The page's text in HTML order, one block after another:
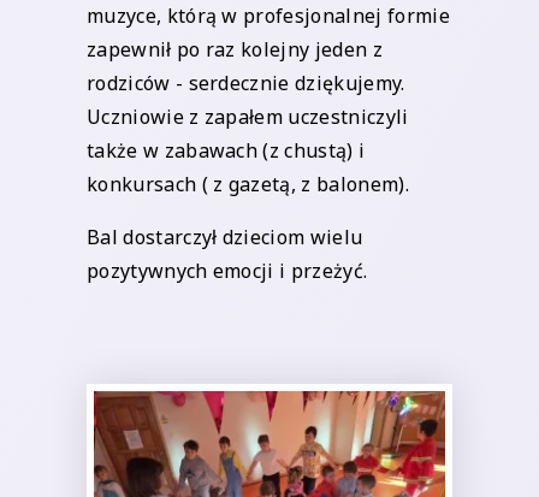
muzyce, którą w profesjonalnej formie
zapewnił po raz kolejny jeden z
rodziców - serdecznie dziękujemy.
Uczniowie z zapałem uczestniczyli
także w zabawach (z chustą) i
konkursach ( z gazetą, z balonem).
Bal dostarczył dzieciom wielu
pozytywnych emocji i przeżyć.